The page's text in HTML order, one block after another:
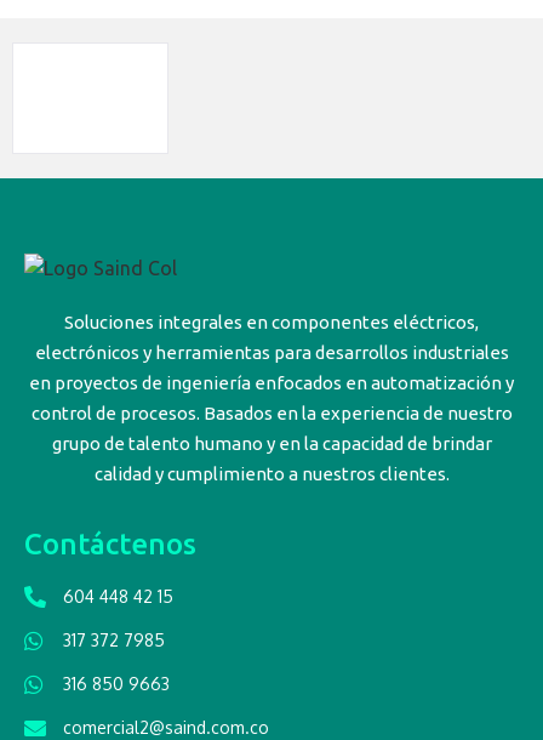
Soluciones integrales en componentes eléctricos,
electrónicos y herramientas para desarrollos industriales
en proyectos de ingeniería enfocados en automatización y
control de procesos. Basados en la experiencia de nuestro
grupo de talento humano y en la capacidad de brindar
calidad y cumplimiento a nuestros clientes.
Contáctenos
604 448 42 15
317 372 7985
316 850 9663
comercial2@saind.com.co